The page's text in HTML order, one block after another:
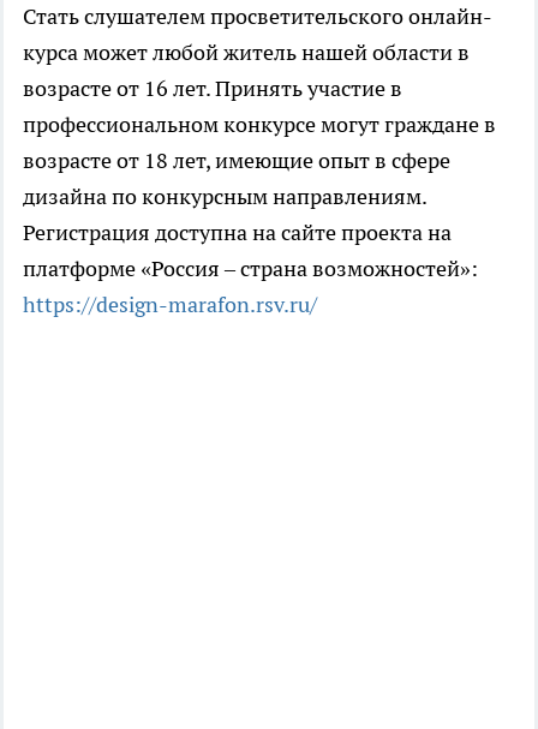
Стать слушателем просветительского онлайн-
курса может любой житель нашей области в
возрасте от 16 лет. Принять участие в
профессиональном конкурсе могут граждане в
возрасте от 18 лет, имеющие опыт в сфере
дизайна по конкурсным направлениям.
Регистрация доступна на сайте проекта на
платформе «Россия – страна возможностей»:
https://design-marafon.rsv.ru/